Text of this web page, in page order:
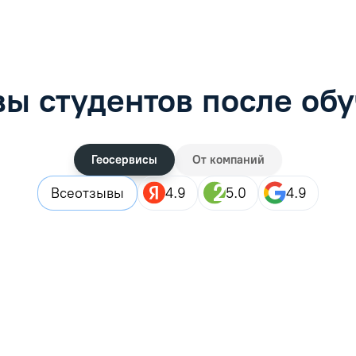
студентов после
Геосервисы От компаний
Всеотзывы 4.9 5.0 4.9